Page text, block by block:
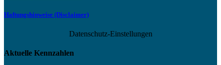
Haftungshinweise (Disclaimer)
Datenschutz-Einstellungen
Aktuelle Kennzahlen